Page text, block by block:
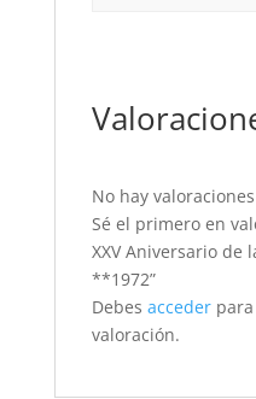
No hay
Sé el primero en
XXV Aniversario de
**1972”
Debes accederpara
valoración.